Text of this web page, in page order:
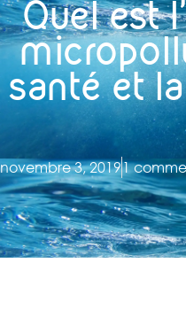
Quel est
santé et
novembre 3, 20191